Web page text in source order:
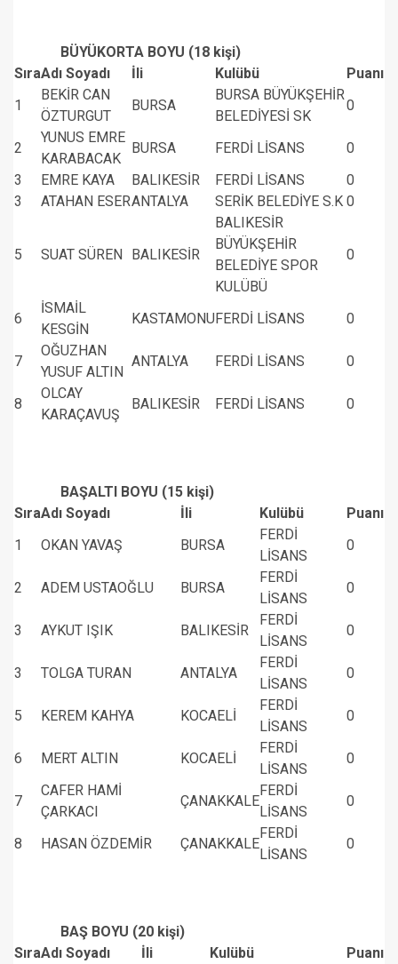
BÜYÜKORTA BOYU (18 kişi)
SıraAdı Soyadı İli Kulübü
Puanı
1
BEKİR CAN
ÖZTURGUT
BURSA
BURSA BÜYÜKŞEHİR
BELEDİYESİ SK
0
2
YUNUS EMRE
KARABACAK
BURSA FERDİ LİSANS
0
3
EMRE KAYA BALIKESİR FERDİ LİSANS
0
3
ATAHAN ESERANTALYA SERİK BELEDİYE S.K 0
5 SUAT SÜREN BALIKESİR
BALIKESİR
BÜYÜKŞEHİR
BELEDİYE SPOR
KULÜBÜ
0
6
İSMAİL
KESGİN
KASTAMONUFERDİ LİSANS 0
7
OĞUZHAN
YUSUF ALTIN
ANTALYA FERDİ LİSANS 0
8
OLCAY
KARAÇAVUŞ
BALIKESİR FERDİ LİSANS 0
BAŞALTI BOYU (15 kişi)
SıraAdı Soyadı İli Kulübü
Puanı
1
OKAN YAVAŞ BURSA
FERDİ
LİSANS
0
2 ADEM USTAOĞLU BURSA
FERDİ
LİSANS
0
3 AYKUT IŞIK BALIKESİR
FERDİ
LİSANS
0
3 TOLGA TURAN ANTALYA
FERDİ
LİSANS
0
5 KEREM KAHYA KOCAELİ
FERDİ
LİSANS
0
6 MERT ALTIN KOCAELİ
FERDİ
LİSANS
0
7
CAFER HAMİ
ÇARKACI
ÇANAKKALE
FERDİ
LİSANS
0
8 HASAN ÖZDEMİR ÇANAKKALE
FERDİ
LİSANS
0
BAŞ BOYU (20 kişi)
SıraAdı Soyadı İli Kulübü
Puanı